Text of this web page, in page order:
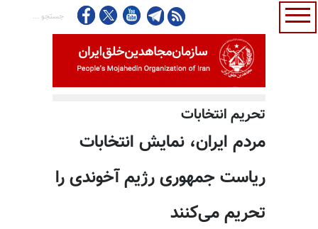
تحريم انتخابات
مردم ایران، نمایش انتخابات
ریاست جمهوری رژیم آخوندی را
تحریم می‌کنند